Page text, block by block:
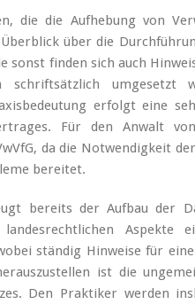
die die Aufhebung von
über die
sonst finden sich auch
schriftsätzlich umgesetzt
erfolgt eine
Für den Anwalt
da die Notwendigkeit
bereitet.
bereits der Aufbau der
Aspekte
ständig Hinweise für eine
ist die
Den Praktiker werden